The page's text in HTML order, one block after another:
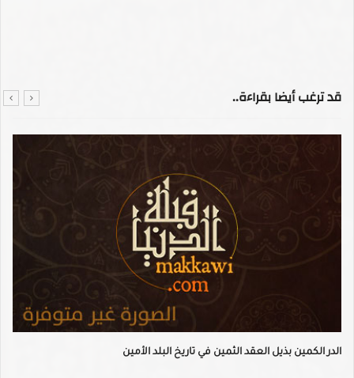
قد ترغب أيضا بقراءة..
الدر الكمين بذيل العقد الثمين في تاريخ البلد الأمين